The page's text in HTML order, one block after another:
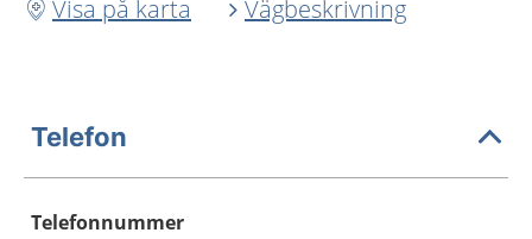
Visa på karta
Vägbeskrivning
Telefon
Telefonnummer